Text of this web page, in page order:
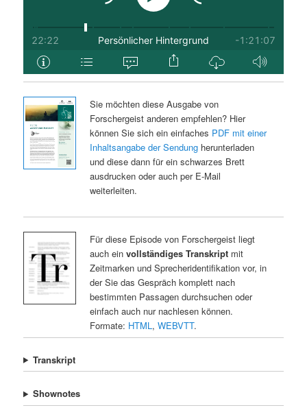
Sie möchten diese Ausgabe von
Forschergeist anderen empfehlen? Hier
können Sie sich ein einfaches PDF mit einer
Inhaltsangabe der Sendungherunterladen
und diese dann für ein schwarzes Brett
ausdrucken oder auch per E-Mail
weiterleiten.
Für diese Episode von Forschergeist liegt
auch ein vollständiges Transkriptmit
Zeitmarken und Sprecheridentifikation vor, in
der Sie das Gespräch komplett nach
bestimmten Passagen durchsuchen oder
einfach auch nur nachlesen können.
Formate: HTML, WEBVTT.
Transkript
Shownotes